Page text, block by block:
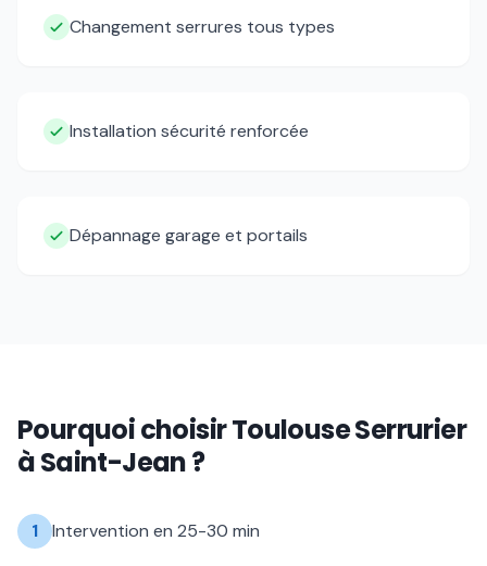
Changement serrures tous types
Installation sécurité renforcée
Dépannage garage et portails
Pourquoi choisirToulouse Serrurier
àSaint-Jean?
1 Intervention en 25-30 min